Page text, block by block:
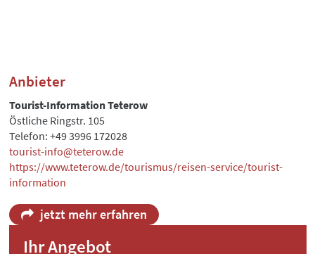
Anbieter
Tourist-Information Teterow
Östliche Ringstr. 105
Telefon: +49 3996 172028
tourist-info@teterow.de
https://www.teterow.de/tourismus/reisen-service/tourist-
information
jetzt mehr erfahren
Ihr Angebot